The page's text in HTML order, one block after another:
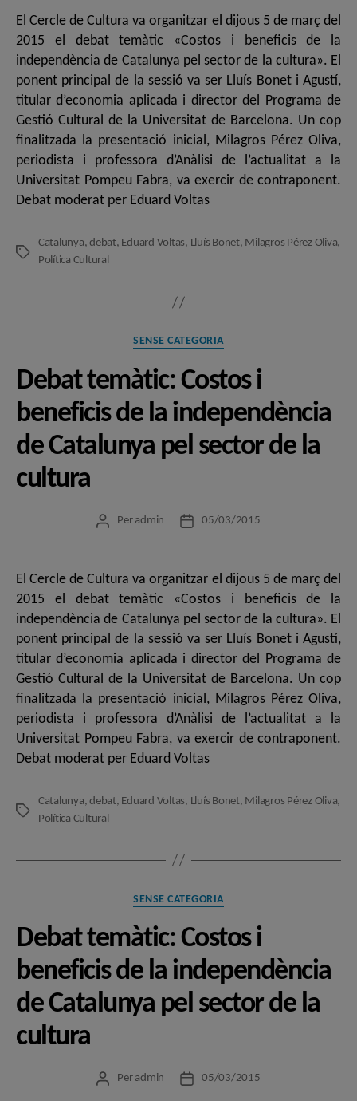
El Cercle de Cultura va organitzar el dijous 5 de març del
2015 el debat temàtic «Costos i beneficis de la
independència de Catalunya pel sector de la cultura». El
ponent principal de la sessió va ser Lluís Bonet i Agustí,
titular d’economia aplicada i director del Programa de
Gestió Cultural de la Universitat de Barcelona. Un cop
finalitzada la presentació inicial, Milagros Pérez Oliva,
periodista i professora d’Anàlisi de l’actualitat a la
Universitat Pompeu Fabra, va exercir de contraponent.
Debat moderat per Eduard Voltas
Etiquetes
Catalunya,debat, Eduard Voltas, Lluís Bonet, Milagros Pérez Oliva,
Política Cultural
Categories
SENSE CATEGORIA
Debat temàtic: Costos i
beneficis de la independència
de Catalunya pel sector de la
cultura
Autor
Per admin
Data05/03/2015
El Cercle de Cultura va organitzar el dijous 5 de març del
2015 el debat temàtic «Costos i beneficis de la
independència de Catalunya pel sector de la cultura». El
ponent principal de la sessió va ser Lluís Bonet i Agustí,
titular d’economia aplicada i director del Programa de
Gestió Cultural de la Universitat de Barcelona. Un cop
finalitzada la presentació inicial, Milagros Pérez Oliva,
periodista i professora d’Anàlisi de l’actualitat a la
Universitat Pompeu Fabra, va exercir de contraponent.
Debat moderat per Eduard Voltas
Etiquetes
Catalunya,debat, Eduard Voltas, Lluís Bonet, Milagros Pérez Oliva,
Política Cultural
Categories
SENSE CATEGORIA
Debat temàtic: Costos i
beneficis de la independència
de Catalunya pel sector de la
cultura
Autor
Per admin
Data05/03/2015